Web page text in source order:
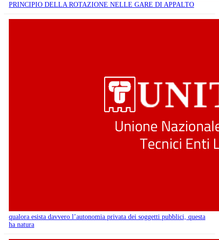
PRINCIPIO DELLA ROTAZIONE NELLE GARE DI APPALTO
qualora esista davvero l’autonomia privata dei soggetti pubblici, questa
ha natura